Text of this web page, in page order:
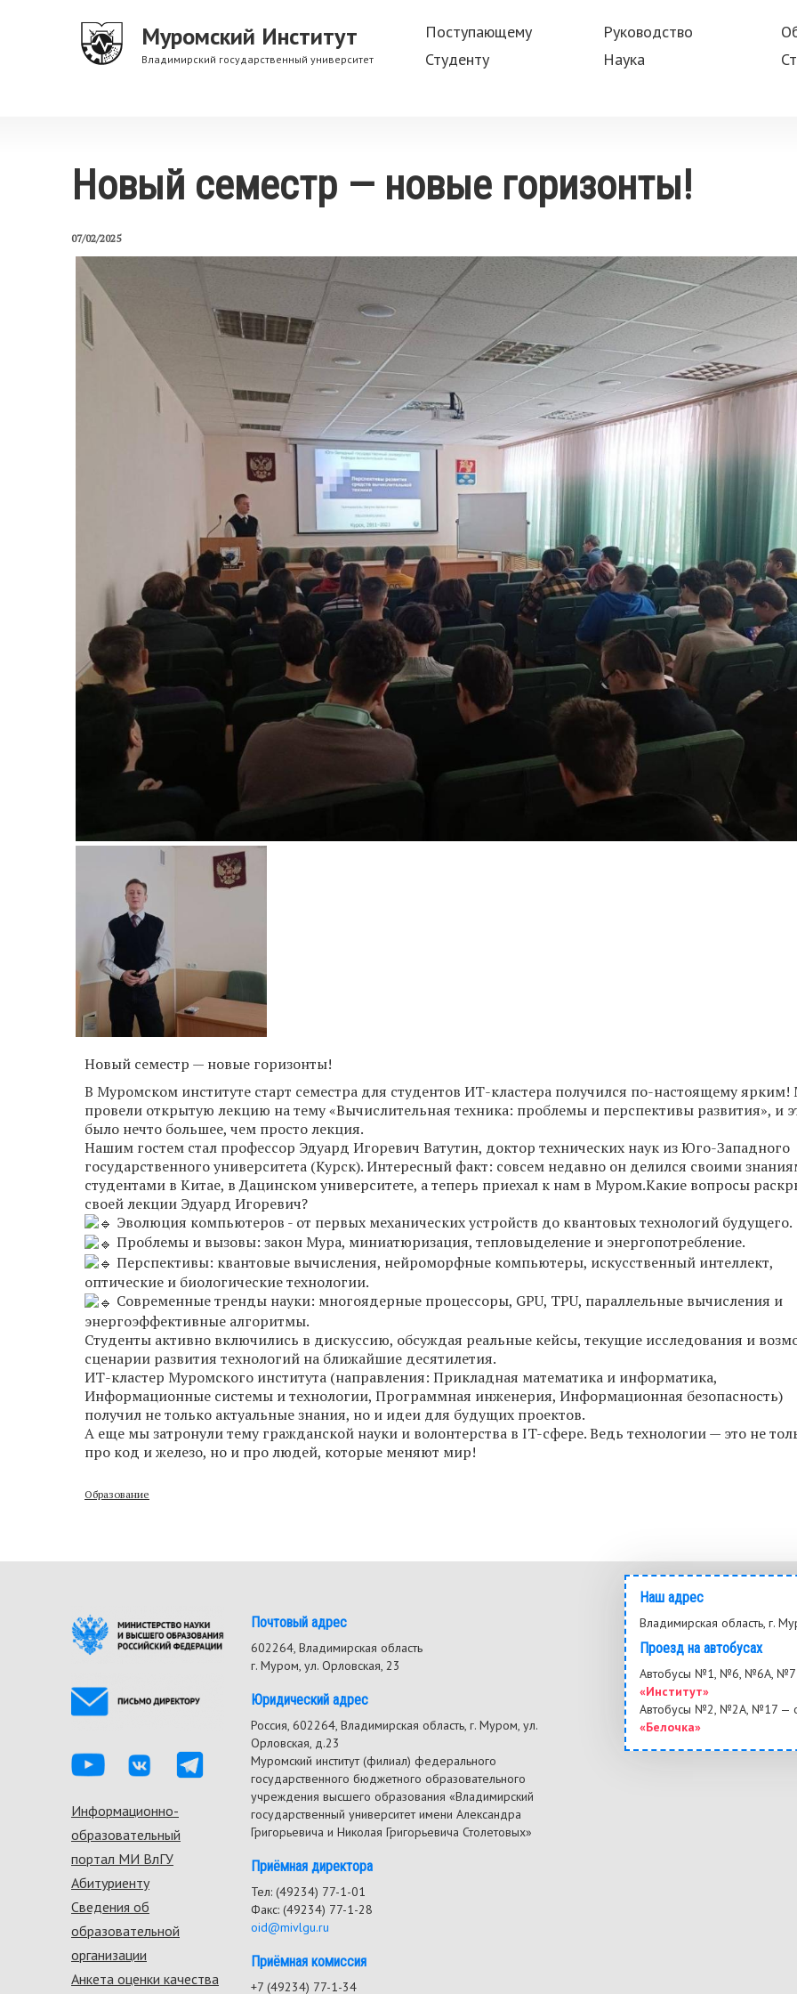
Муромский Институт
Владимирский государственный университет
Поступающему Руководство
Студенту
Наука
Новый семестр — новые горизонты!
07/02/2025
Новый семестр — новые горизонты!
В Муромском институте старт семестра для студентов ИТ-кластера получился по-настоящему
провели открытую лекцию на тему «Вычислительная техника: проблемы и перспективы развития», и
было нечто большее, чем просто лекция.
Нашим гостем стал профессор Эдуард Игоревич Ватутин, доктор технических наук из Юго-Западного
государственного университета (Курск). Интересный факт: совсем недавно он делился своими
студентами в Китае, в Дацинском университете, а теперь приехал к нам в Муром.Какие вопросы
своей лекции Эдуард Игоревич?
Эволюция компьютеров - от первых механических устройств до квантовых технологий будущего.
Проблемы и вызовы: закон Мура, миниатюризация, тепловыделение и энергопотребление.
Перспективы: квантовые вычисления, нейроморфные компьютеры, искусственный интеллект,
оптические и биологические технологии.
Современные тренды науки: многоядерные процессоры, GPU, TPU, параллельные вычисления и
энергоэффективные алгоритмы.
Студенты активно включились в дискуссию, обсуждая реальные кейсы, текущие исследования и
сценарии развития технологий на ближайшие десятилетия.
ИТ-кластер Муромского института (направления: Прикладная математика и информатика,
Информационные системы и технологии, Программная инженерия, Информационная безопасность)
получил не только актуальные знания, но и идеи для будущих проектов.
А еще мы затронули тему гражданской науки и волонтерства в IT-сфере. Ведь технологии — это не
про код и железо, но и про людей, которые меняют мир!
Образование
Footer
menu
Информационно-
образовательный
портал МИ ВлГУ
Абитуриенту
Сведения об
образовательной
организации
Анкета оценки качества
Почтовый адрес
602264, Владимирская область
г. Муром, ул. Орловская, 23
Юридический адрес
Россия, 602264, Владимирская область, г. Муром, ул.
Орловская, д.23
Муромский институт (филиал) федерального
государственного бюджетного образовательного
учреждения высшего образования «Владимирский
государственный университет имени Александра
Григорьевича и Николая Григорьевича Столетовых»
Приёмная директора
Тел: (49234) 77-1-01
Факс: (49234) 77-1-28
oid@mivlgu.ru
Приёмная комиссия
+7 (49234) 77-1-34
Наш адрес
Владимирская область, г.
Проезд на автобусах
Автобусы №1, №6, №6А, №7
«Институт»
Автобусы №2, №2А, №17 —
«Белочка»